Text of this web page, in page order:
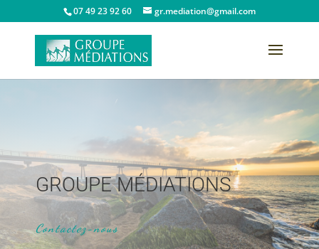
07 49 23 92 60 gr.mediation@gmail.com
GROUPE MÉDIATIONS
Contactez-nous